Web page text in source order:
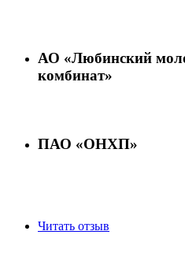
АО «Любинский
комбинат»
ПАО «ОНХП»
Читать отзыв